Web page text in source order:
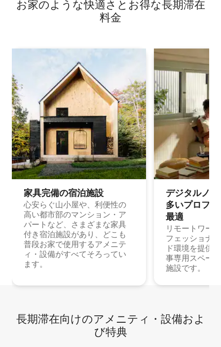
お家のような快⁠適⁠さ⁠とお⁠得⁠な長⁠期⁠滞⁠在
料⁠金
家具完備の宿⁠泊⁠施⁠設
心安らぐ山小屋や、利便性の
高い都市部のマンション・ア
パートなど、さまざまな家具
付き宿泊施設があり、どこも
普段お家で使用するアメニテ
ィ・設備がすべてそろってい
ます。
デジタルノ
多⁠いプ⁠ロ⁠フ⁠
最⁠適
リモートワー
フェッショナ
ド環境を提供
事専用スペー
施設です。
長期滞在向け⁠のア⁠メ⁠ニ⁠テ⁠ィ⁠・設⁠備⁠およ
び特⁠典